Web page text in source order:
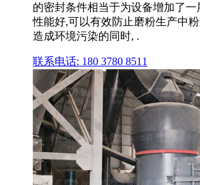
的密封条件相当于为设备增加了
性能好,可以有效防止磨粉生产中
造成环境污染的同时, .
联系电话: 180 3780 8511